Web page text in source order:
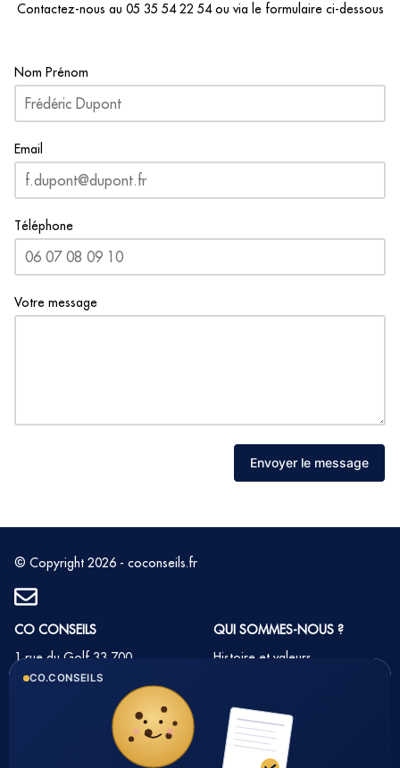
Contactez-nous au 05 35 54 22 54ou via le formulaire ci-dessous
Nom Prénom
Email
Téléphone
Votre message
Envoyer le message
© Copyright 2026 - coconseils.fr
CO CONSEILS
1 rue du Golf 33 700
MERIGNAC
Tél : 05 35 54 22 54
QUI SOMMES-NOUS ?
Histoire et valeurs
Nos partenaires
Notre méthode
CO.CONSEILS